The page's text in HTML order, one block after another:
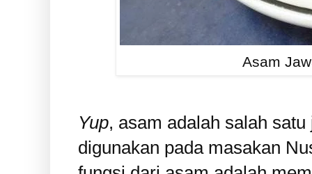
Asam
Yup, asam adalah salah
digunakan pada masakan